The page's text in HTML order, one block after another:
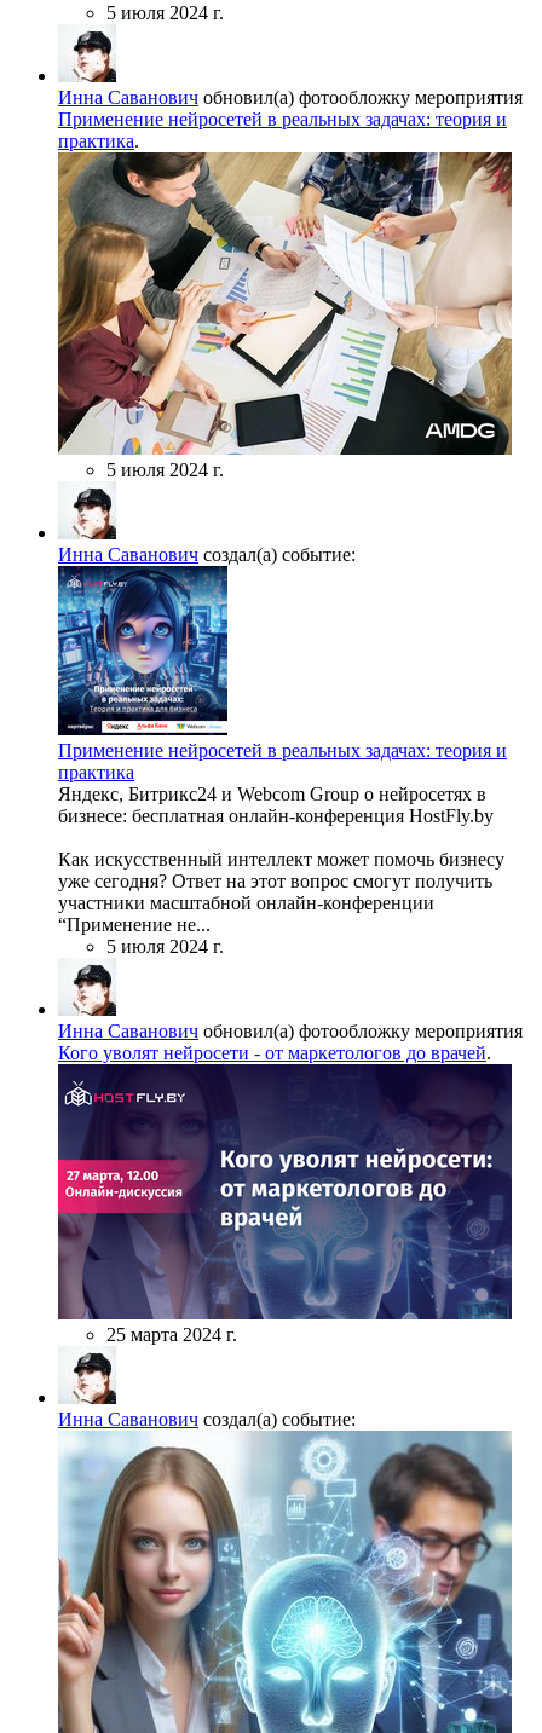
5 июля 2024 г.
Инна Саванович обновил(а) фотообложку мероприятия
Применение нейросетей в реальных задачах: теория и
практика.
5 июля 2024 г.
Инна Саванович создал(а) событие:
Применение нейросетей в реальных задачах: теория и
практика
Яндекс, Битрикс24 и Webcom Group о нейросетях в
бизнесе: бесплатная онлайн-конференция HostFly.by
Как искусственный интеллект может помочь бизнесу
уже сегодня? Ответ на этот вопрос смогут получить
участники масштабной онлайн-конференции
“Применение не...
5 июля 2024 г.
Инна Саванович обновил(а) фотообложку мероприятия
Кого уволят нейросети - от маркетологов до врачей.
25 марта 2024 г.
Инна Саванович создал(а) событие: